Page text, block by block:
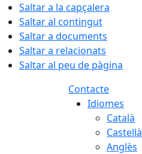
Saltar a la capçalera
Saltar al contingut
Saltar a documents
Saltar a relacionats
Saltar al peu de pàgina
Contacte
Idiomes
Català
Castellà
Anglès